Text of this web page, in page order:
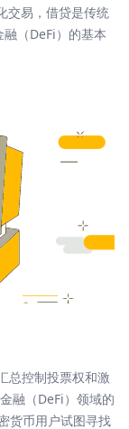
交易，借贷是传统
（DeFi）的基本
总控制投票权和激
融（DeFi）领域的
货币用户试图寻找